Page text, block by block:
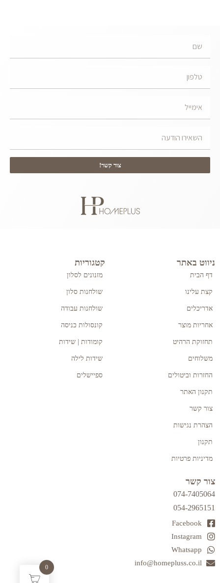
צור קשר!
ניווט באתר
דף הבית
קצת עלינו
אדריכלים
אחריות מוצר
תחזוקת הרהיט
משלוחים
החזרות וביטולים
תקנון האתר
צור קשר
הצהרת נגישות
תקנון
מדיניות פרטיות
קטגוריות
מזנונים לסלון
שולחנות סלון
שולחנות עבודה
קונסולות כניסה
קומודות | שידות
שידות לילה
ספיישלים
צור קשר
074-7405064
054-2965151
Facebook
Instagram
Whatsapp
info@homepluss.co.il
0